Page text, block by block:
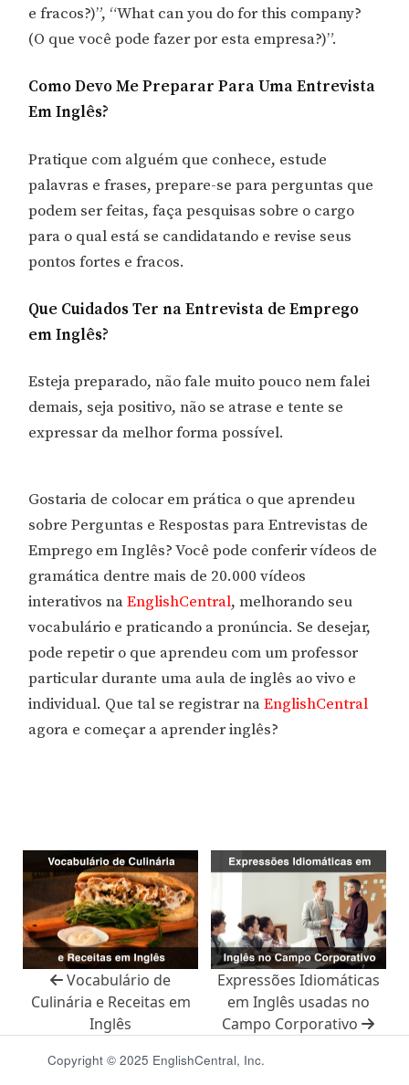
e fracos?)”, “What can you do for this company?
(O que você pode fazer por esta empresa?)”.
Como Devo Me Preparar Para Uma Entrevista
Em Inglês?
Pratique com alguém que conhece, estude
palavras e frases, prepare-se para perguntas que
podem ser feitas, faça pesquisas sobre o cargo
para o qual está se candidatando e revise seus
pontos fortes e fracos.
Que Cuidados Ter na Entrevista de Emprego
em Inglês?
Esteja preparado, não fale muito pouco nem falei
demais, seja positivo, não se atrase e tente se
expressar da melhor forma possível.
Gostaria de colocar em prática o que aprendeu
sobre Perguntas e Respostas para Entrevistas de
Emprego em Inglês? Você pode conferir vídeos de
gramática dentre mais de 20.000 vídeos
interativos naEnglishCentral, melhorando seu
vocabulário e praticando a pronúncia. Se desejar,
pode repetir o que aprendeu com um professor
particular durante uma aula de inglês ao vivo e
individual. Que tal se registrar naEnglishCentral
agora e começar a aprender inglês?
Vocabulário de
Culinária e Receitas em
Inglês
Expressões Idiomáticas
em Inglês usadas no
Campo Corporativo
Copyright © 2025 EnglishCentral, Inc.